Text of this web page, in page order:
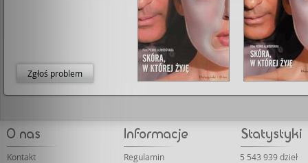
Zgłoś problem
Kontakt
Regulamin
5 543 939 dzieł